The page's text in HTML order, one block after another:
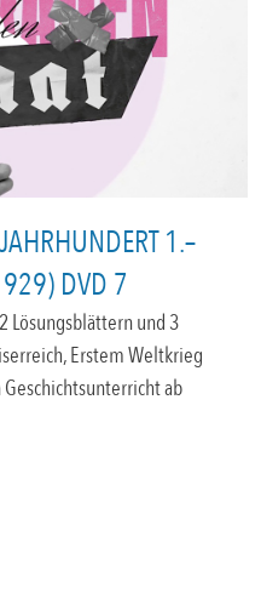
1.–
DVD 7
Lösungsblättern und 3
Erstem Weltkrieg
ab